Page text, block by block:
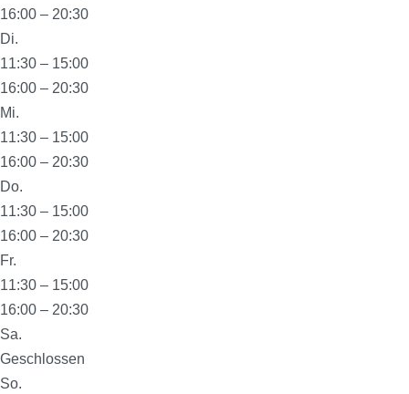
16:00 – 20:30
Di.
11:30 – 15:00
16:00 – 20:30
Mi.
11:30 – 15:00
16:00 – 20:30
Do.
11:30 – 15:00
16:00 – 20:30
Fr.
11:30 – 15:00
16:00 – 20:30
Sa.
Geschlossen
So.